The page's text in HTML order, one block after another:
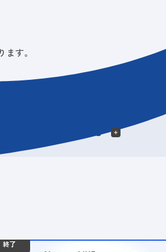
す。
絞り込む
終了
ナー 08.04 火